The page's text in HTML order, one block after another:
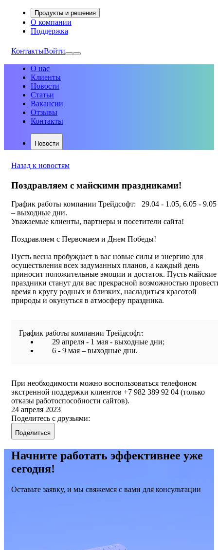
Продукты и решения
О компании
Поддержка
КонтактыВойти
О нас
Клиенты
Новости
Статьи
Вакансии
Отзывы
Контакты
Новости
Назад к новостям
Поздравляем с майскими праздниками!
График работы компании Трейдсофт: 29.04 - 1.05, 6.05 - 9.05
– выходные дни.
Уважаемые клиенты, партнеры и посетители сайта!
Поздравляем с Первомаем и Днем Победы!
Пусть весна пробуждает в вас новые силы и энергию для
осуществления всех задуманных планов, а каждый день
приносит положительные эмоции и достаток. Пусть майские
праздники станут для вас прекрасной возможностью
время в кругу родных и близких, насладиться красотой
природы и окунуться в атмосферу праздника.
График работы компании Трейдсофт:
29 апреля - 1 мая - выходные дни;
6 - 9 мая – выходные дни.
При необходимости можно воспользоваться телефоном
экстренной поддержки клиентов +7 982 389 92 04 (только
отказы работоспособности сайтов).
24 апреля 2023
Поделитесь с друзьями:
Поделиться
Начните работать эффективнее уже
сегодня!
Оставьте заявку, и мы свяжемся с вами для консультации